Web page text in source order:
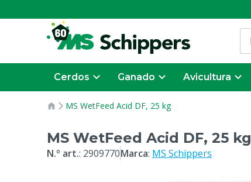
Cerdos Ganado Avicultura
MS WetFeed Acid DF, 25 kg
MS WetFeed Acid DF, 25 kg
N.º art.: 2909770Marca: MS Schippers